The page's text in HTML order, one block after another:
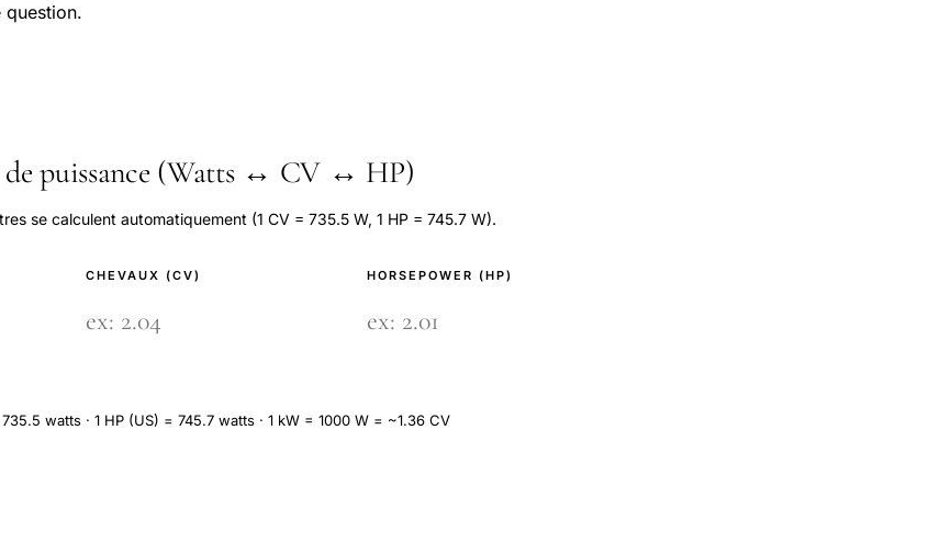
puissance (Watts ↔ CV ↔ HP)
se calculent automatiquement (1 CV = 735.5 W, 1 HP = 745.7 W).
CHEVAUX (CV) HORSEPOWER (HP)
watts · 1 HP (US) = 745.7 watts · 1 kW = 1000 W = ~1.36 CV